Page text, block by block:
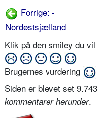
Forrige: -
Nordøstsjælland
Klik på den smiley du
Brugernes vurdering
Siden er blevet set
kommentarer herunder.